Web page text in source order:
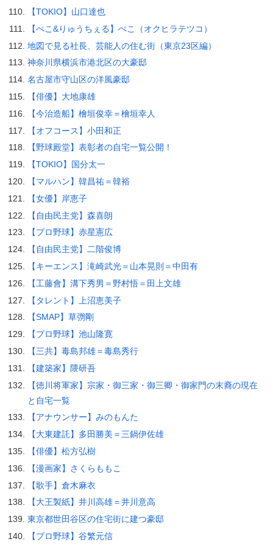
【TOKIO】山口達也
【ぺこ&りゅうちぇる】ぺこ（オクヒラテツコ）
地図で見る社長、芸能人の住む街（東京23区編）
神奈川県横浜市港北区の大豪邸
名古屋市守山区の洋風豪邸
【俳優】大地康雄
【今治造船】檜垣俊幸＝檜垣幸人
【オフコース】小田和正
【野球殿堂】表彰者の自宅一覧公開！
【TOKIO】国分太一
【マルハン】韓昌祐＝韓裕
【女優】岸恵子
【自由民主党】森喜朗
【プロ野球】赤星憲広
【自由民主党】二階俊博
【キーエンス】滝崎武光＝山本晃則＝中田有
【工藤會】溝下秀男＝野村悟＝田上文雄
【タレント】上沼恵美子
【SMAP】草彅剛
【プロ野球】池山隆寛
【三共】毒島邦雄＝毒島秀行
【建築家】隈研吾
【徳川将軍家】宗家・御三家・御三卿・御家門の末裔の現在
と自宅一覧
【アナウンサー】みのもんた
【大東建託】多田勝美＝三鍋伊佐雄
【俳優】松方弘樹
【漫画家】さくらももこ
【歌手】倉木麻衣
【大王製紙】井川高雄＝井川意高
東京都世田谷区の住宅街に建つ豪邸
【プロ野球】谷繁元信